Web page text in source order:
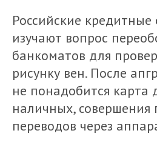
Российские кредитные
изучают вопрос
банкоматов для
рисунку вен. После
не понадобится карта
наличных, совершения
переводов через